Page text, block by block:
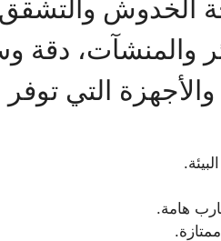
الخدوش والتشقق
والمنشآت،
التي
هامة.